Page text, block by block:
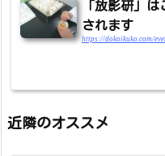
「放影研」
されます
https://dokoikuko.com/
近隣のオススメ